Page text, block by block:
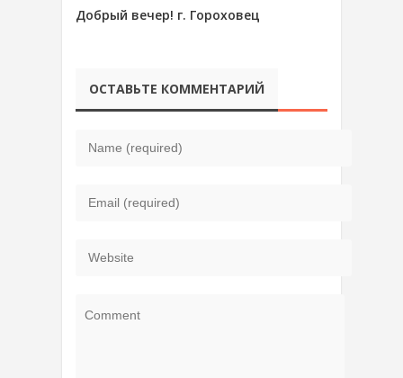
Добрый вечер! г. Гороховец
ОСТАВЬТЕ КОММЕНТАРИЙ